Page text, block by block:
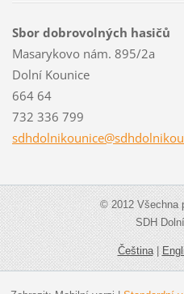
Sbor dobrovolných hasičů
Masarykovo nám. 895/2a
Dolní Kounice
664 64
732 336 799
sdhdolnikounice@sdhdolni
© 2012 Všechna
SDH
Čeština|